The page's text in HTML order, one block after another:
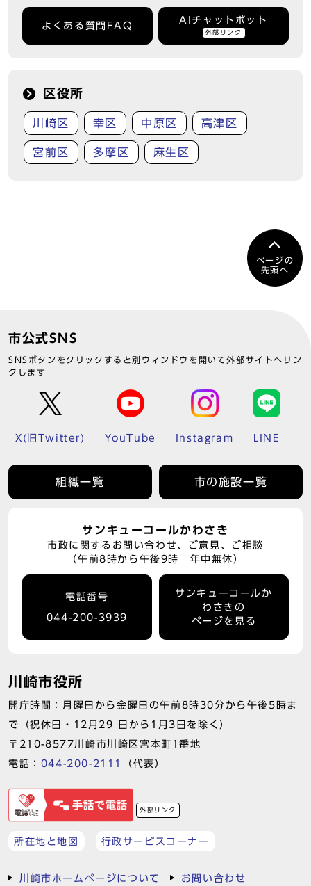
よくある質問FAQ
AIチャットボット
外部リンク
区役所
川崎区 幸区 中原区 高津区
宮前区 多摩区 麻生区
ページの
先頭へ
市公式SNS
SNSボタンをクリックすると別ウィンドウを開いて外部サイトへリン
クします
X(旧Twitter) YouTube Instagram LINE
組織一覧 市の施設一覧
サンキューコールかわさき
市政に関するお問い合わせ、ご意見、ご相談
（午前8時から午後9時 年中無休）
電話番号
044-200-3939
サンキューコールか
わさきの
ページを見る
川崎市役所
開庁時間：月曜日から金曜日の午前8時30分から午後5時ま
で（祝休日・12月29 日から1月3日を除く）
〒210-8577川崎市川崎区宮本町1番地
電話： 044-200-2111 （代表）
外部リンク
所在地と地図 行政サービスコーナー
川崎市ホームページについて お問い合わせ